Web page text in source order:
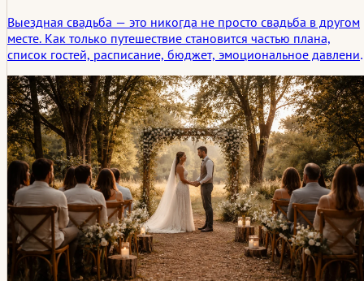
Выездная свадьба — это никогда не просто свадьба в другом
месте. Как только путешествие становится частью плана,
список гостей, расписание, бюджет, эмоциональное
рассматривается, что на самом деле должен охватывать чек-
лист для выездной свадьбы, и почему путешествие
превращает свадьбу в пережитую историю задолго до начала
церемонии.